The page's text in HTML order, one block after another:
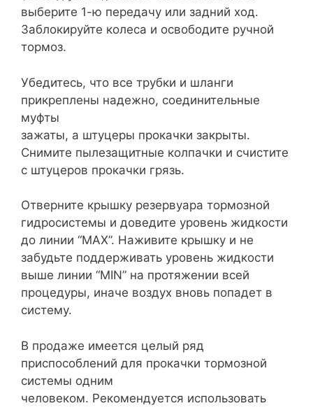
выберите 1-ю передачу или задний ход.
Заблокируйте колеса и освободите ручной
тормоз.
Убедитесь, что все трубки и шланги
прикреплены надежно, соединительные
муфты
зажаты, а штуцеры прокачки закрыты.
Снимите пылезащитные колпачки и счистите
с штуцеров прокачки грязь.
Отверните крышку резервуара тормозной
гидросистемы и доведите уровень жидкости
до линии “МАХ”. Наживите крышку и не
забудьте поддерживать уровень жидкости
выше линии “MIN” на протяжении всей
процедуры, иначе воздух вновь попадет в
систему.
В продаже имеется целый ряд
приспособлений для прокачки тормозной
системы одним
человеком. Рекомендуется использовать